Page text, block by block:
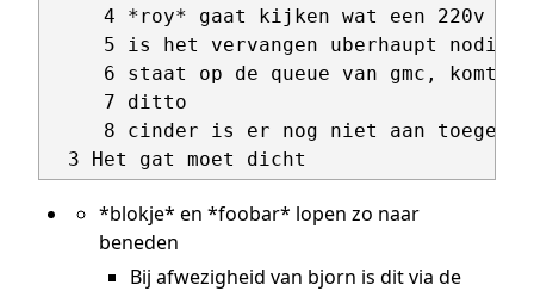
4 *roy* gaat kijken wat een 220v
5 is het vervangen uberhaupt
6 staat op de queue van gmc, komt
     7 ditto
8 cinder is er nog niet aan
*blokje* en *foobar* lopen zo naar
beneden
Bij afwezigheid van bjorn is dit via de